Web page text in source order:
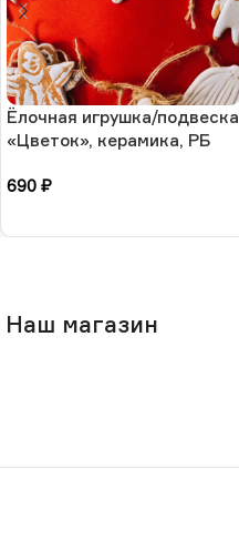
Ёлочная игрушка/подвеска
«Цветок», керамика, РБ
690 ₽
Наш магазин